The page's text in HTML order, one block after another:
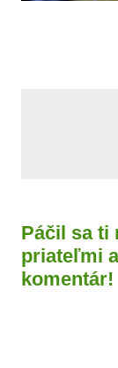
Páčil sa ti
priateľmi
komentár!